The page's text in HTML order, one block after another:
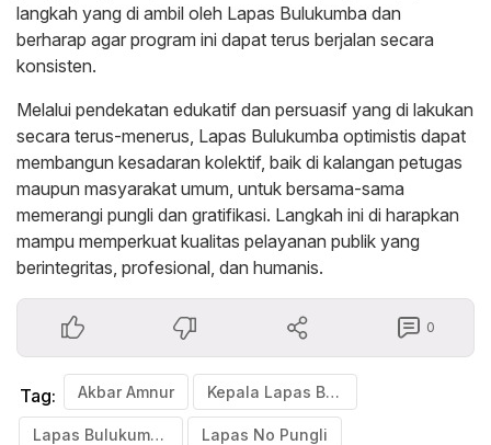
langkah yang di ambil oleh Lapas Bulukumba dan
berharap agar program ini dapat terus berjalan secara
konsisten.
Melalui pendekatan edukatif dan persuasif yang di lakukan
secara terus-menerus, Lapas Bulukumba optimistis dapat
membangun kesadaran kolektif, baik di kalangan petugas
maupun masyarakat umum, untuk bersama-sama
memerangi pungli dan gratifikasi. Langkah ini di harapkan
mampu memperkuat kualitas pelayanan publik yang
berintegritas, profesional, dan humanis.
0
Tag: Akbar Amnur Kepala Lapas Bulukumba
Lapas Bulukumba Lapas No Pungli